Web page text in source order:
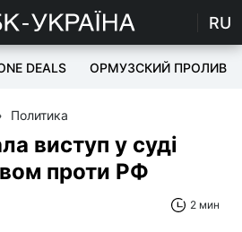
RU
DEALS ОРМУЗСКИЙ ПРОЛИВ
Политика
виступ у суді
проти РФ
2 мин